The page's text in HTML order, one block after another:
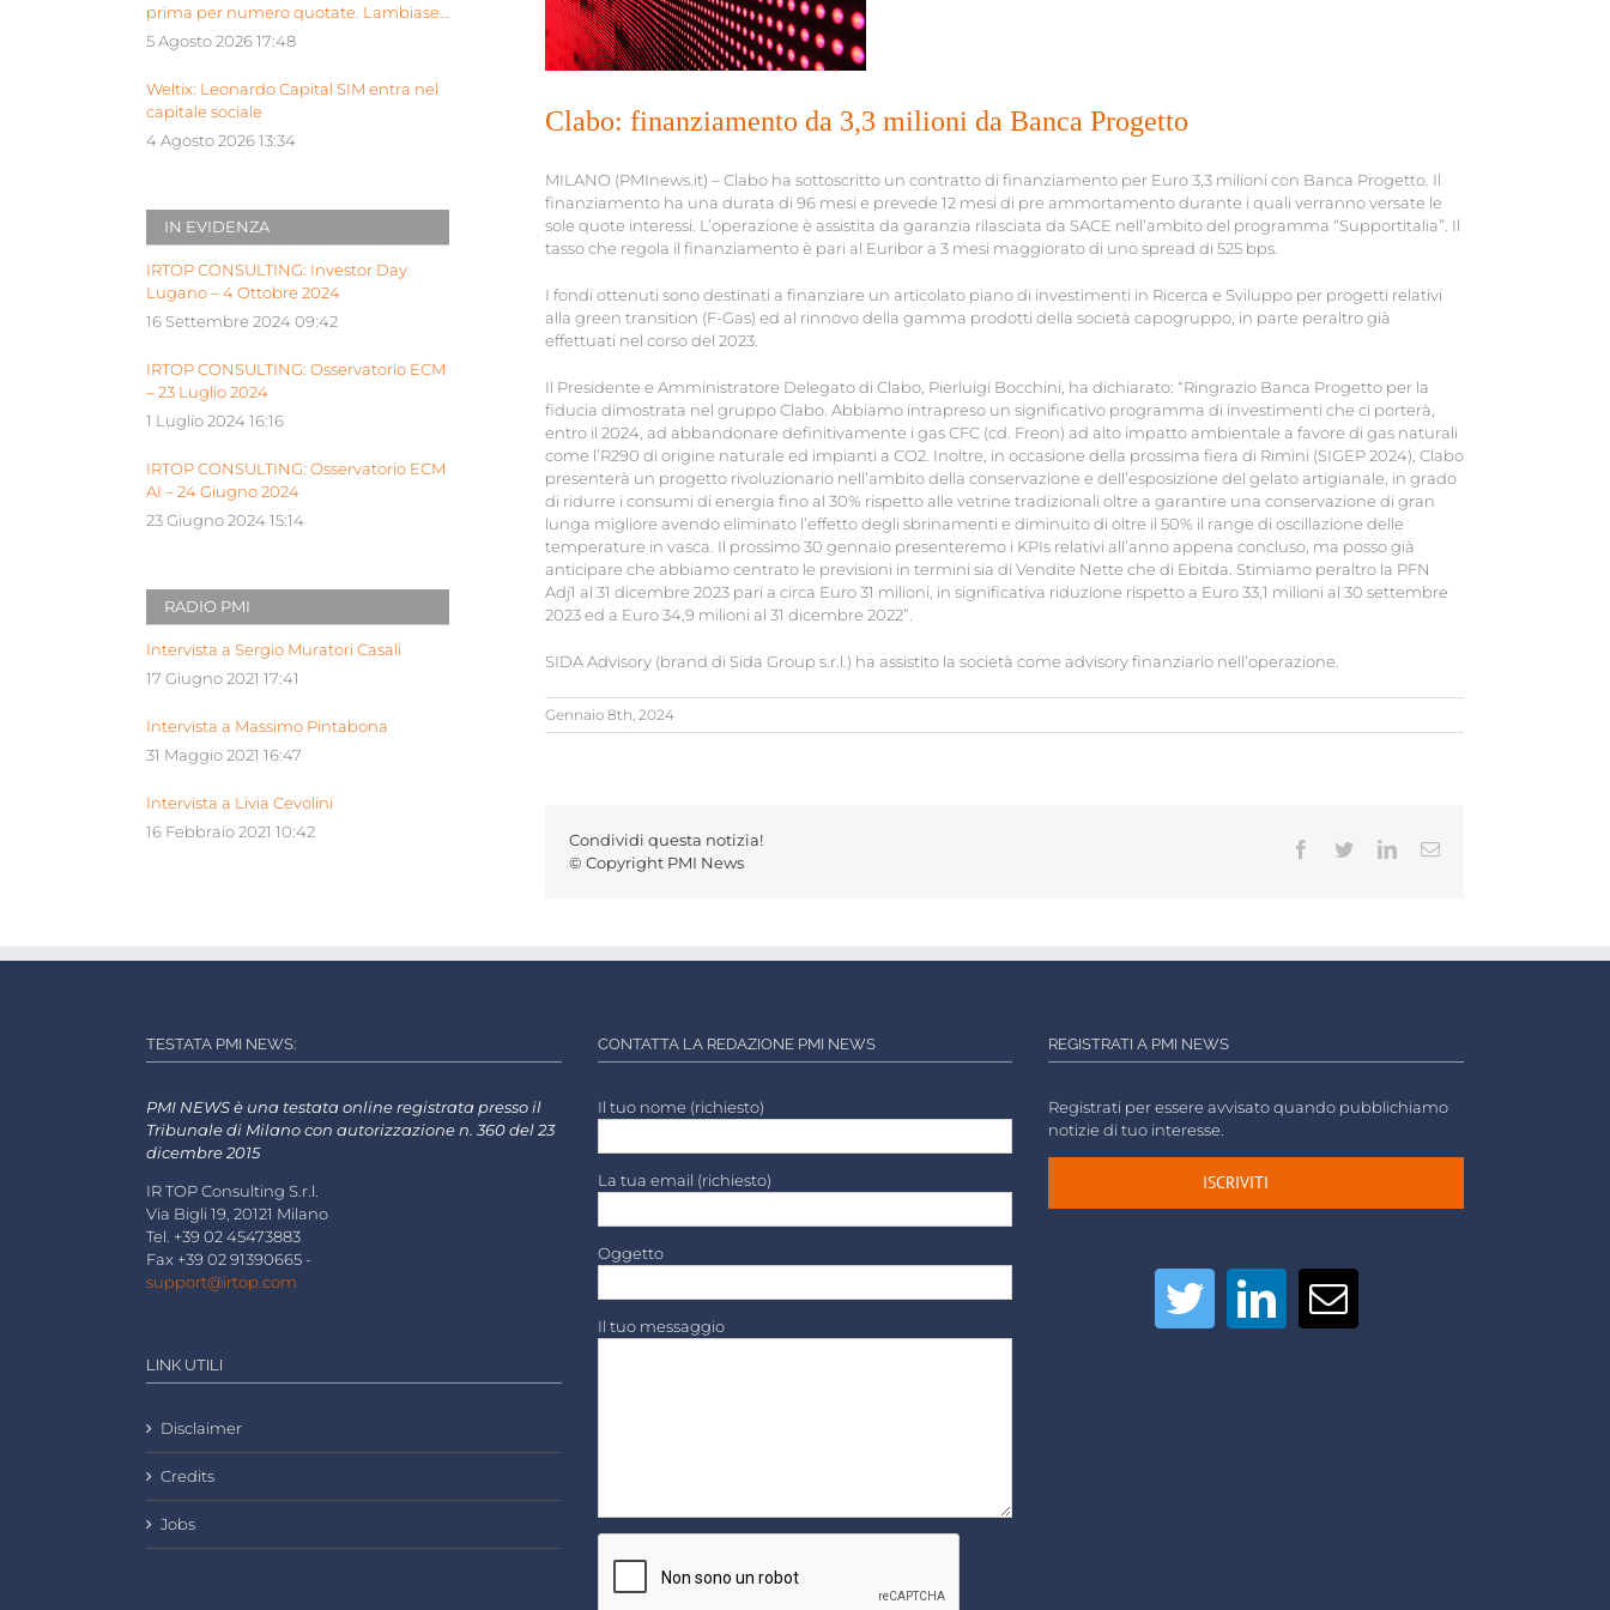
Clabo: finanziamento da 3,3 milioni da Banca Progetto
MILANO (PMInews.it) – Clabo ha sottoscritto un contratto di finanziamento per Euro 3,3 milioni con Banca Progetto. Il
finanziamento ha una durata di 96 mesi e prevede 12 mesi di pre ammortamento durante i quali verranno versate le
sole quote interessi. L’operazione è assistita da garanzia rilasciata da SACE nell’ambito del programma “Supportitalia”. Il
tasso che regola il finanziamento è pari al Euribor a 3 mesi maggiorato di uno spread di 525 bps.
I fondi ottenuti sono destinati a finanziare un articolato piano di investimenti in Ricerca e Sviluppo per progetti relativi
alla green transition (F-Gas) ed al rinnovo della gamma prodotti della società capogruppo, in parte peraltro già
effettuati nel corso del 2023.
Il Presidente e Amministratore Delegato di Clabo, Pierluigi Bocchini, ha dichiarato: “Ringrazio Banca Progetto per la
fiducia dimostrata nel gruppo Clabo. Abbiamo intrapreso un significativo programma di investimenti che ci porterà,
entro il 2024, ad abbandonare definitivamente i gas CFC (cd. Freon) ad alto impatto ambientale a favore di gas naturali
come l’R290 di origine naturale ed impianti a CO2. Inoltre, in occasione della prossima fiera di Rimini (SIGEP 2024), Clabo
presenterà un progetto rivoluzionario nell’ambito della conservazione e dell’esposizione del gelato artigianale, in grado
di ridurre i consumi di energia fino al 30% rispetto alle vetrine tradizionali oltre a garantire una conservazione di gran
lunga migliore avendo eliminato l’effetto degli sbrinamenti e diminuito di oltre il 50% il range di oscillazione delle
temperature in vasca. Il prossimo 30 gennaio presenteremo i KPIs relativi all’anno appena concluso, ma posso già
anticipare che abbiamo centrato le previsioni in termini sia di Vendite Nette che di Ebitda. Stimiamo peraltro la PFN
Adj1 al 31 dicembre 2023 pari a circa Euro 31 milioni, in significativa riduzione rispetto a Euro 33,1 milioni al 30 settembre
2023 ed a Euro 34,9 milioni al 31 dicembre 2022”.
SIDA Advisory (brand di Sida Group s.r.l.) ha assistito la società come advisory finanziario nell’operazione.
Gennaio 8th, 2024
Condividi questa notizia!
© Copyright PMI News
Facebook
TwitterLinkedInEmail
prima per numero quotate. Lambiase:
“Milano piattaforma europea Siu”
5 Agosto 2026 17:48
Weltix: Leonardo Capital SIM entra nel
capitale sociale
4 Agosto 2026 13:34
IN EVIDENZA
IRTOP CONSULTING: Investor Day
Lugano – 4 Ottobre 2024
16 Settembre 2024 09:42
IRTOP CONSULTING: Osservatorio ECM
– 23 Luglio 2024
1 Luglio 2024 16:16
IRTOP CONSULTING: Osservatorio ECM
AI – 24 Giugno 2024
23 Giugno 2024 15:14
RADIO PMI
Intervista a Sergio Muratori Casali
17 Giugno 2021 17:41
Intervista a Massimo Pintabona
31 Maggio 2021 16:47
Intervista a Livia Cevolini
16 Febbraio 2021 10:42
TESTATA PMI NEWS:
PMI NEWS è una testata online registrata presso il
Tribunale di Milano con autorizzazione n. 360 del 23
dicembre 2015
IR TOP Consulting S.r.l.
Via Bigli 19, 20121 Milano
Tel. +39 02 45473883
Fax +39 02 91390665 -
support@irtop.com
LINK UTILI
Disclaimer
Credits
Jobs
CONTATTA LA REDAZIONE PMI NEWS
Il tuo nome (richiesto)
La tua email (richiesto)
Oggetto
Il tuo messaggio
REGISTRATI A PMI NEWS
Registrati per essere avvisato quando pubblichiamo
notizie di tuo interesse.
ISCRIVITI